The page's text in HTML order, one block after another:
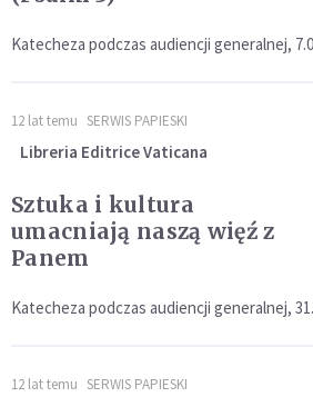
Katecheza podczas audiencji generalnej,
12 lat temu SERWIS PAPIESKI
Libreria Editrice Vaticana
Sztuka i kultura
umacniają naszą więź z
Panem
Katecheza podczas audiencji generalnej,
12 lat temu SERWIS PAPIESKI